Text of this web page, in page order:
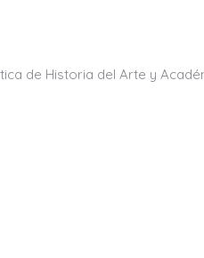
de Historia del Arte y